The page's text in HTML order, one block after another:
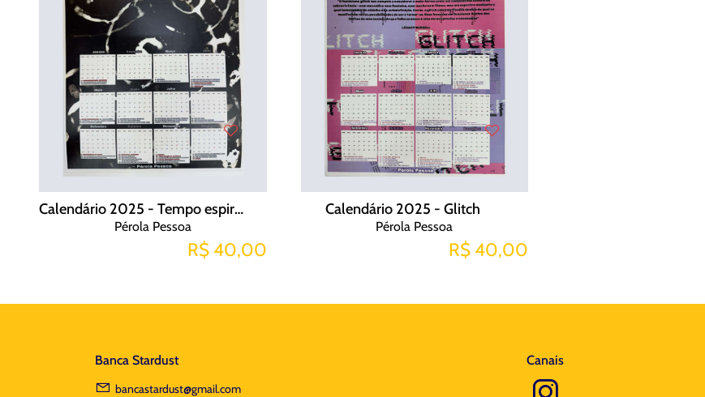
Calendário 2025 - Tempo espiralar - Quimigrama
Pérola Pessoa
R$ 40,00
Calendário 2025 - Glitch
Pérola Pessoa
R$ 40,00
Banca Stardust
bancastardust@gmail.com
Canais